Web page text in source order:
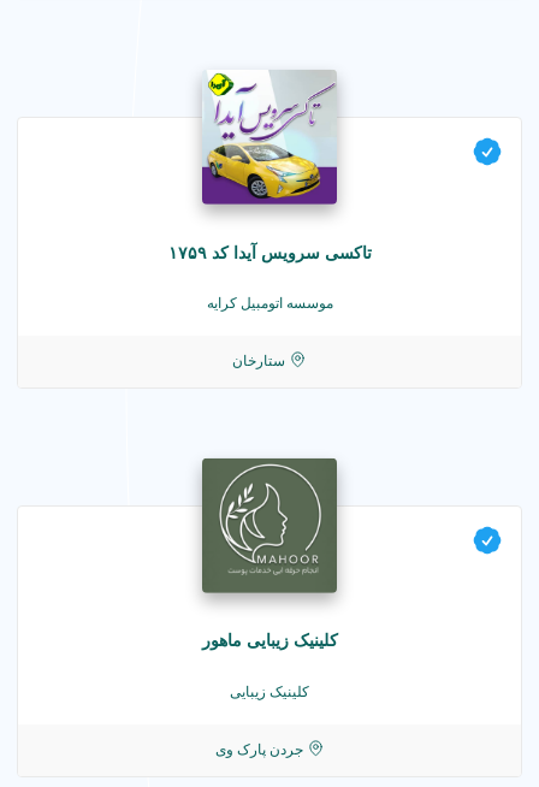
تاکسی سرویس آیدا کد ۱۷۵۹
موسسه اتومبیل کرایه
ستارخان
کلینیک زیبایی ماهور
کلینیک زیبایی
جردن پارک وی